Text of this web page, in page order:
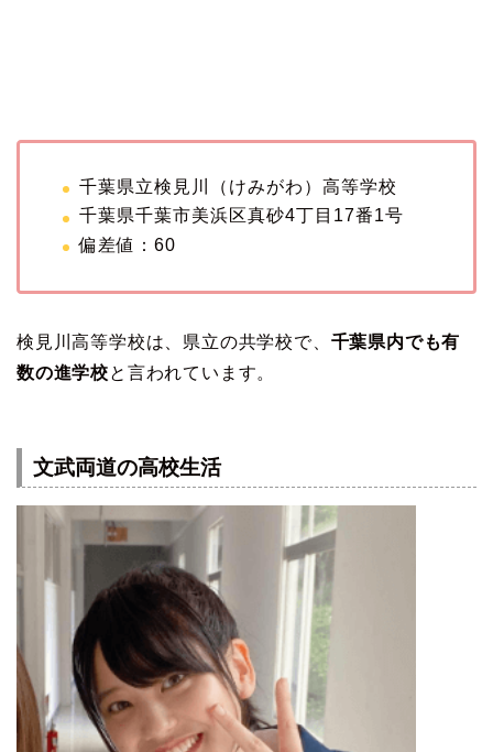
千葉県立検見川（けみがわ）高等学校
千葉県千葉市美浜区真砂4丁目17番1号
偏差値：60
検見川高等学校は、県立の共学校で、 千葉県内でも有
数の進学校と言われています。
文武両道の高校生活